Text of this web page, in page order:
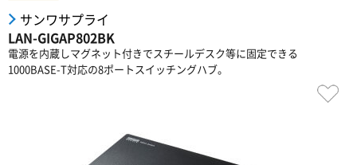
サンワサプライ
LAN-GIGAP802BK
電源を内蔵しマグネット付きでスチールデスク等に固定できる
1000BASE-T対応の8ポートスイッチングハブ。